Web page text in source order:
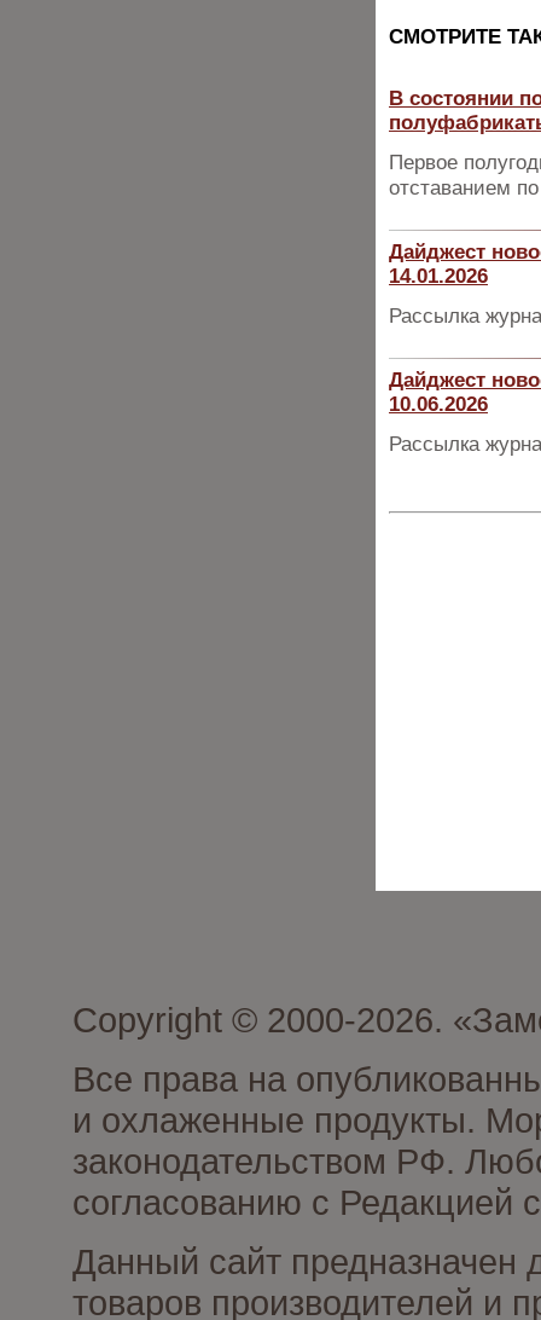
CМОТРИТЕ
В состоянии
Первое
отставанием
Дайджест
14.01.2026
Рассылка
Дайджест
10.06.2026
Рассылка
Copyright © 2000-2026.
Все права на
и охлаженные продукты.
законодательством РФ.
согласованию с Редакцией
Данный сайт предназначен
товаров производителей и